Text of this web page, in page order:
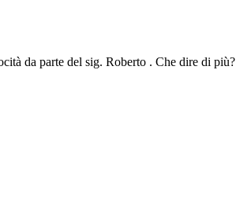
da parte del sig. Roberto . Che dire di più?